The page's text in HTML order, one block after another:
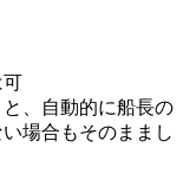
可
、自動的に船長の
場合もそのままし